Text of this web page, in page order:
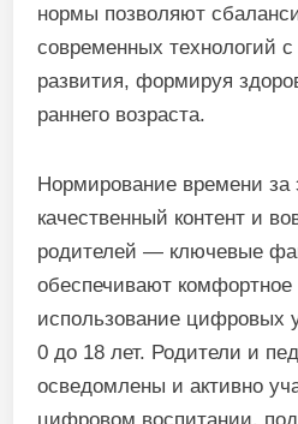
нормы позволяют
современных технологий
развития, формируя
раннего возраста.
Нормирование времени за
качественный контент и
родителей — ключевые
обеспечивают комфортное
использование цифровых
0 до 18 лет. Родители и
осведомлены и активно